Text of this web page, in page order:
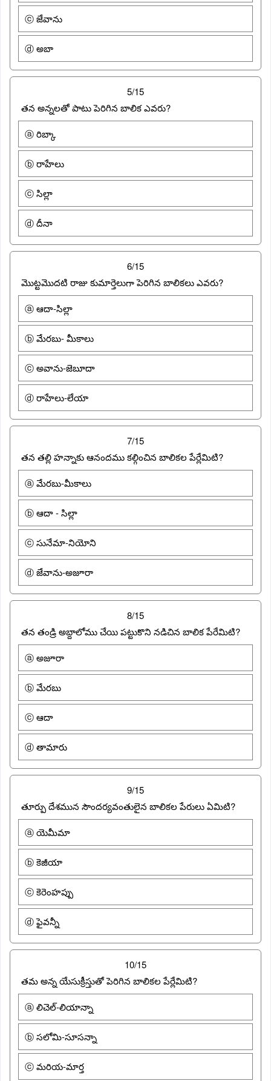
ⓒ జేవాను
ⓓ అబా
5/15
తన అన్నలతో పాటు పెరిగిన బాలిక ఎవరు?
ⓐ రిబ్కా
ⓑ రాహేలు
ⓒ సిల్లా
ⓓ దీనా
6/15
మొట్టమొదటి రాజు కుమార్తెలుగా పెరిగిన బాలికలు ఎవరు?
ⓐ ఆదా-సిల్లా
ⓑ మేరబు- మీకాలు
ⓒ అవాను-జెబూదా
ⓓ రాహేలు-లేయా
7/15
తన తల్లి హన్నాకు ఆనందము కల్గించిన బాలికల పేర్లేమిటి?
ⓐ మేరబు-మీకాలు
ⓑ ఆదా - సిల్లా
ⓒ సునేమా-నియోని
ⓓ జేవాను-అజూరా
8/15
తన తండ్రి అబ్దాలోము చేయి పట్టుకొని నడిచిన బాలిక పేరేమిటి?
ⓐ అజూరా
ⓑ మేరబు
ⓒ ఆదా
ⓓ తామారు
9/15
తూర్పు దేశమున సౌందర్యవంతులైన బాలికల పేరులు ఏమిటి?
ⓐ యెమీమా
ⓑ కెజీయా
ⓒ కెరెంహప్పు
ⓓ ఫైవన్నీ
10/15
తమ అన్న యేసుక్రీస్తుతో పెరిగిన బాలికల పేర్లేమిటి?
ⓐ లిచెల్-లియాన్నా
ⓑ సలోమి-సూసన్నా
ⓒ మరియ-మార్త